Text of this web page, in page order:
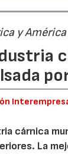
y
cárnica
La